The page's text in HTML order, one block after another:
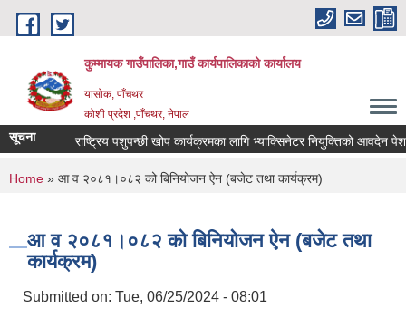
Skip to main content
कुम्मायक गाउँपालिका,गाउँ कार्यपालिकाको कार्यालय
यासोक, पाँचथर
कोशी प्रदेश ,पाँचथर, नेपाल
सूचना राष्ट्रिय पशुपन्छी खोप कार्यक्रमका लागि भ्याक्सिनेटर नियुक्तिको आवदेन पेश
You are here
Home » आ व २०८१।०८२ को बिनियोजन ऐन (बजेट तथा कार्यक्रम)
आ व २०८१।०८२ को बिनियोजन ऐन (बजेट तथा
कार्यक्रम)
Submitted on: Tue, 06/25/2024 - 08:01